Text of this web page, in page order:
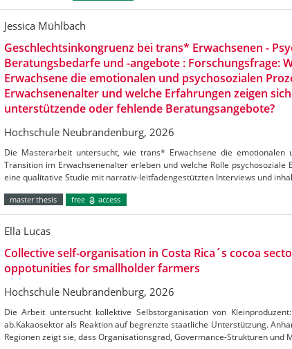
Jessica Mühlbach
Geschlechtsinkongruenz bei trans* Erwachsenen -
Beratungsbedarfe und -angebote : Forschungsfrage:
Erwachsene die emotionalen und psychosozialen
Erwachsenenalter und welche Erfahrungen zeigen
unterstützende oder fehlende Beratungsangebote?
Hochschule Neubrandenburg, 2026
Die Masterarbeit untersucht, wie trans* Erwachsene die emotionalen
Transition im Erwachsenenalter erleben und welche Rolle
eine qualitative Studie mit narrativ-leitfadengestützten Interviews und
master thesis free access
Ella Lucas
Collective self-organisation in Costa Rica´s cocoa
oppotunities for smallholder farmers
Hochschule Neubrandenburg, 2026
Die Arbeit untersucht kollektive Selbstorganisation von
ab.Kakaosektor als Reaktion auf begrenzte staatliche Unterstützung.
Regionen zeigt sie, dass Organisationsgrad, Govermance-Strukturen und